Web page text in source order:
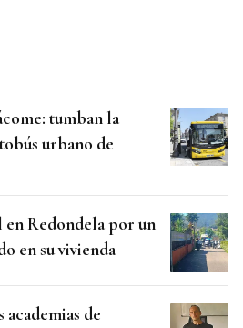
tumban la
urbano de
Redondela por un
en su vivienda
academias de